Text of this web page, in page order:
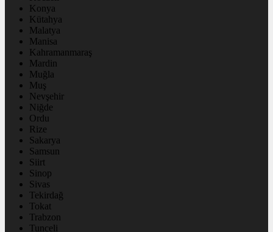
Konya
Kütahya
Malatya
Manisa
Kahramanmaraş
Mardin
Muğla
Muş
Nevşehir
Niğde
Ordu
Rize
Sakarya
Samsun
Siirt
Sinop
Sivas
Tekirdağ
Tokat
Trabzon
Tunceli